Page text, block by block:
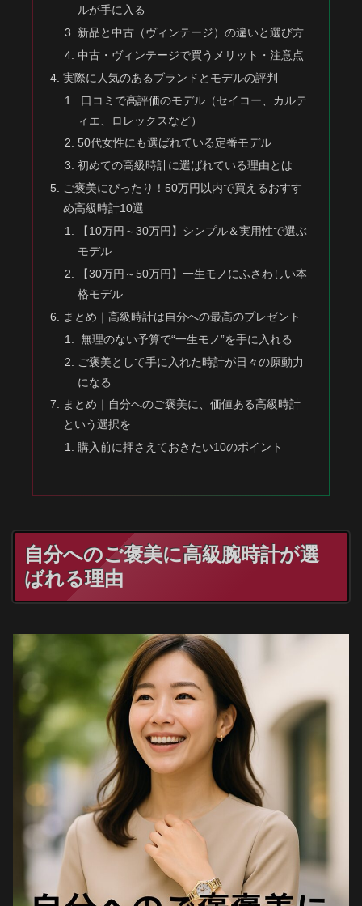
ルが手に入る
新品と中古（ヴィンテージ）の違いと選び方
中古・ヴィンテージで買うメリット・注意点
実際に人気のあるブランドとモデルの評判
口コミで高評価のモデル（セイコー、カルテ
ィエ、ロレックスなど）
50代女性にも選ばれている定番モデル
初めての高級時計に選ばれている理由とは
ご褒美にぴったり！50万円以内で買えるおすす
め高級時計10選
【10万円～30万円】シンプル＆実用性で選ぶ
モデル
【30万円～50万円】一生モノにふさわしい本
格モデル
まとめ｜高級時計は自分への最高のプレゼント
無理のない予算で“一生モノ”を手に入れる
ご褒美として手に入れた時計が日々の原動力
になる
まとめ｜自分へのご褒美に、価値ある高級時計
という選択を
購入前に押さえておきたい10のポイント
自分へのご褒美に高級腕時計が選
ばれる理由